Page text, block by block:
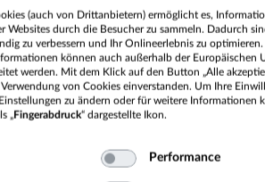
WEISSER TEE
Weiße Tees
(auch von Drittanbietern) ermöglicht es,
Websites durch die Besucher zu sammeln. Dadurch
zu verbessern und Ihr Onlineerlebnis zu
können auch außerhalb der Europäischen
werden. Mit dem Klick auf den Button „Alle
von Cookies einverstanden. Um Ihre
zu ändern oder für weitere Informationen
„ Fingerabdruck“ dargestellte Ikon.
Performance